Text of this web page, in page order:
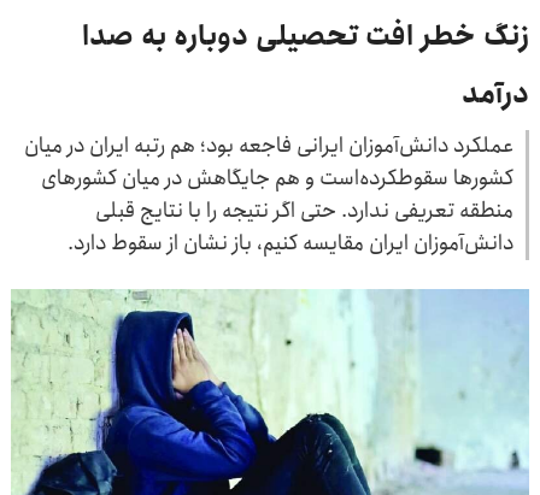
زنگ خطر افت تحصیلی دوباره به صدا
درآمد
عملکرد دانش‌آموزان ایرانی فاجعه بود؛ هم رتبه ایران در میان
کشورها سقوطکرده‌است و هم جایگاهش در میان کشورهای
منطقه تعریفی ندارد. حتی اگر نتیجه را با نتایج قبلی
دانش‌آموزان ایران مقایسه کنیم، باز نشان از سقوط دارد.